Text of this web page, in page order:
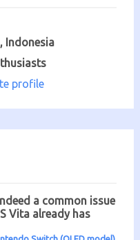
Indonesia
profile
a common issue
Vita already has